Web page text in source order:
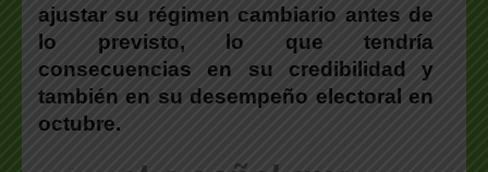
ajustar su régimen cambiario antes de
lo previsto, lo que tendría
consecuencias en su credibilidad y
también en su desempeño electoral en
octubre.